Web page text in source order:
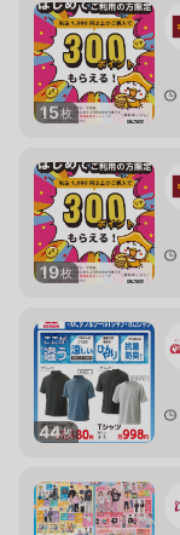
15枚
19枚
44枚